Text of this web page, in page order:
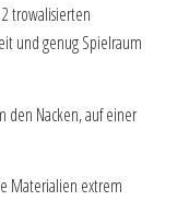
trowalisierten
und genug Spielraum
den Nacken, auf einer
Materialien extrem